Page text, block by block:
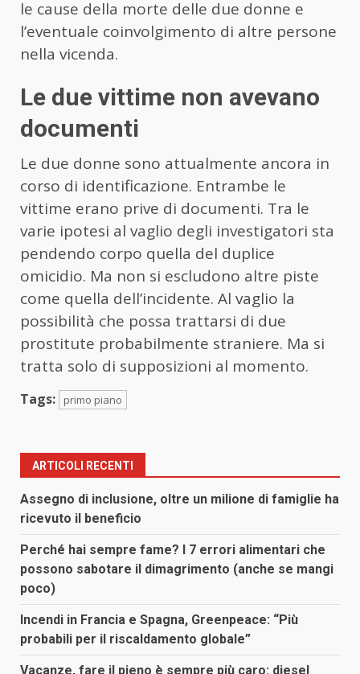
le cause della morte delle due donne e
l’eventuale coinvolgimento di altre persone
nella vicenda.
Le due vittime non avevano
documenti
Le due donne sono attualmente ancora in
corso di identificazione. Entrambe le
vittime erano prive di documenti. Tra le
varie ipotesi al vaglio degli investigatori sta
pendendo corpo quella del duplice
omicidio. Ma non si escludono altre piste
come quella dell’incidente. Al vaglio la
possibilità che possa trattarsi di due
prostitute probabilmente straniere. Ma si
tratta solo di supposizioni al momento.
Tags: primo piano
ARTICOLI RECENTI
Assegno di inclusione, oltre un milione di famiglie ha
ricevuto il beneficio
Perché hai sempre fame? I 7 errori alimentari che
possono sabotare il dimagrimento (anche se mangi
poco)
Incendi in Francia e Spagna, Greenpeace: “Più
probabili per il riscaldamento globale”
Vacanze, fare il pieno è sempre più caro: diesel